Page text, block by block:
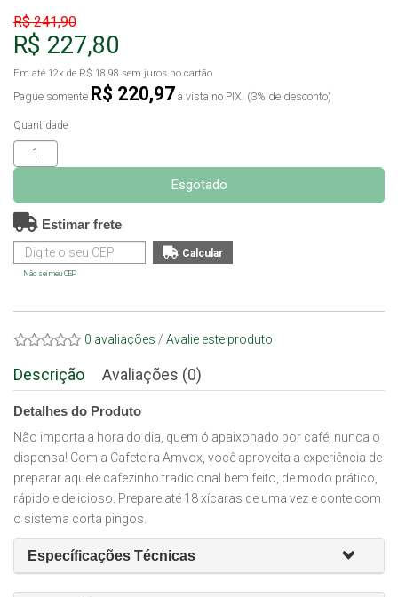
R$ 241,90
R$ 227,80
Em até 12x de R$ 18,98 sem juros no cartão
Pague somente R$ 220,97 à vista no PIX. (3% de desconto)
Quantidade
Esgotado
Estimar frete
Não sei meu CEP
0 avaliações / Avalie este produto
Descrição Avaliações (0)
Detalhes do Produto
Não importa a hora do dia, quem ó apaixonado por café, nunca o
dispensa! Com a Cafeteira Amvox, você aproveita a experiência de
preparar aquele cafezinho tradicional bem feito, de modo prático,
rápido e delicioso. Prepare até 18 xícaras de uma vez e conte com
o sistema corta pingos.
Específicações Técnicas